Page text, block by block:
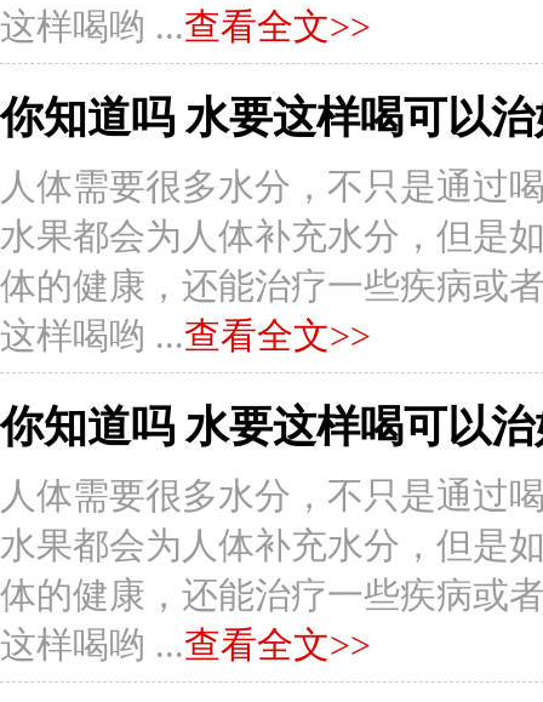
这样喝哟 ...查看全文>>
你知道吗 水要这样喝可以
人体需要很多水分，不只是通过
水果都会为人体补充水分，但是
体的健康，还能治疗一些疾病或
这样喝哟 ...查看全文>>
你知道吗 水要这样喝可以
人体需要很多水分，不只是通过
水果都会为人体补充水分，但是
体的健康，还能治疗一些疾病或
这样喝哟 ...查看全文>>